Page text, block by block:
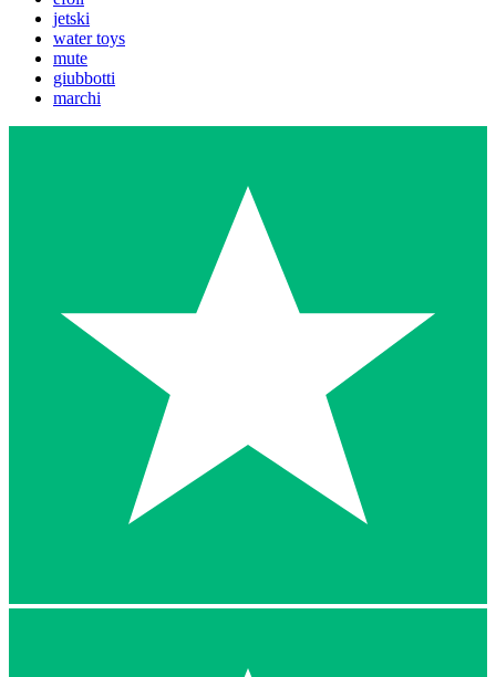
jetski
water toys
mute
giubbotti
marchi